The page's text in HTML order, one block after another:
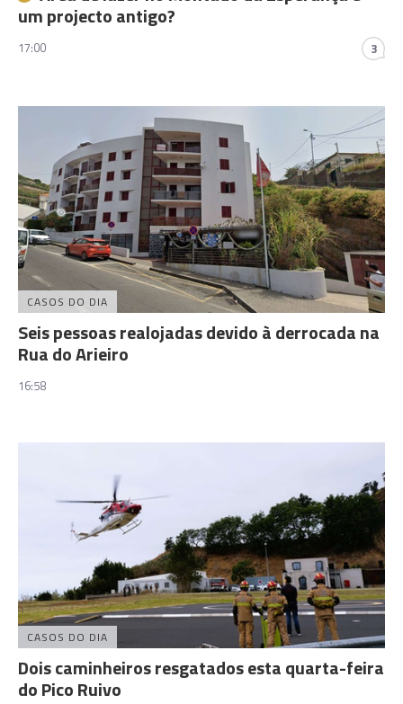
um projecto antigo?
17:00 3
CASOS DO DIA
Seis pessoas realojadas devido à derrocada na
Rua do Arieiro
16:58
CASOS DO DIA
Dois caminheiros resgatados esta quarta-feira
do Pico Ruivo